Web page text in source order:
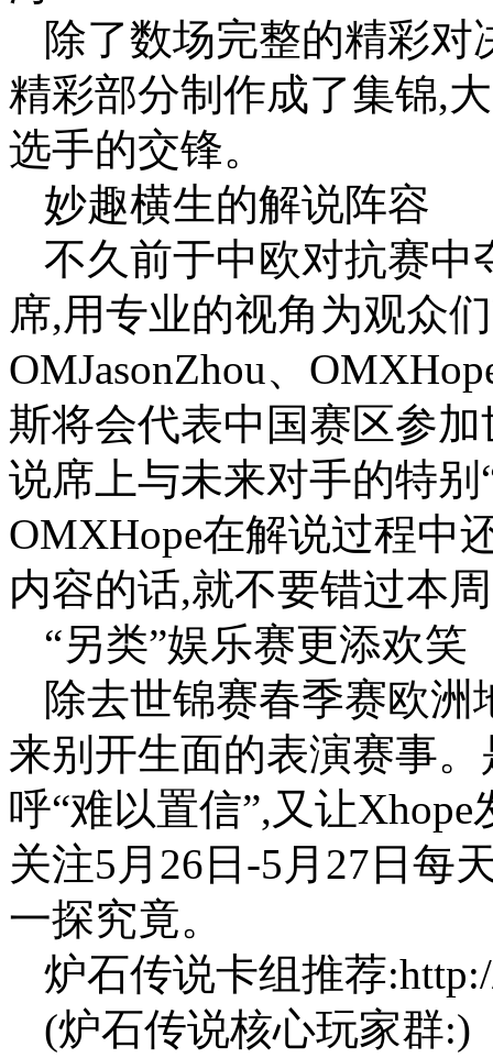
除了数场完整的精彩
精彩部分制作成了集锦,
选手的交锋。
妙趣横生的解说阵容
不久前于中欧对抗赛中
席,用专业的视角为观众
OMJasonZhou、
斯将会代表中国赛区参
说席上与未来对手的特
OMXHope在解说过程中
内容的话,就不要错过本
“另类”娱乐赛更添欢笑
除去世锦赛春季赛欧
来别开生面的表演赛事。
呼“难以置信”,又让
关注5月26日-5月27日每
一探究竟。
炉石传说卡组推荐
(炉石传说核心玩家群:)